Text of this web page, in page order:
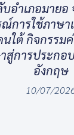
อำเภอมายอ
การใช้ภาษา
นใต้ กิจกรร
สู่การประก
อังกฤษ
10/07/